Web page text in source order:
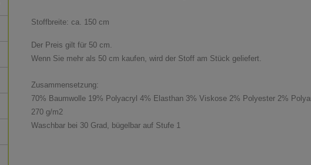
Stoffbreite: ca. 150 cm
Der Preis gilt für 50 cm.
Wenn Sie mehr als 50 cm kaufen, wird der Stoff am Stück geliefert.
Zusammensetzung:
70% Baumwolle 19% Polyacryl 4% Elasthan 3% Viskose 2% Polyester 2%
270 g/m2
Waschbar bei 30 Grad, bügelbar auf Stufe 1